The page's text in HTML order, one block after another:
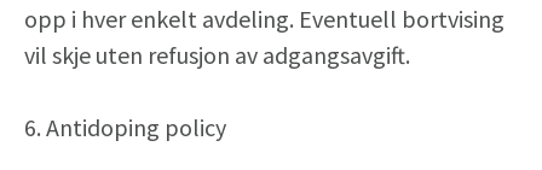
opp i hver enkelt avdeling. Eventuell bortvising
vil skje uten refusjon av adgangsavgift.
6. Antidoping policy